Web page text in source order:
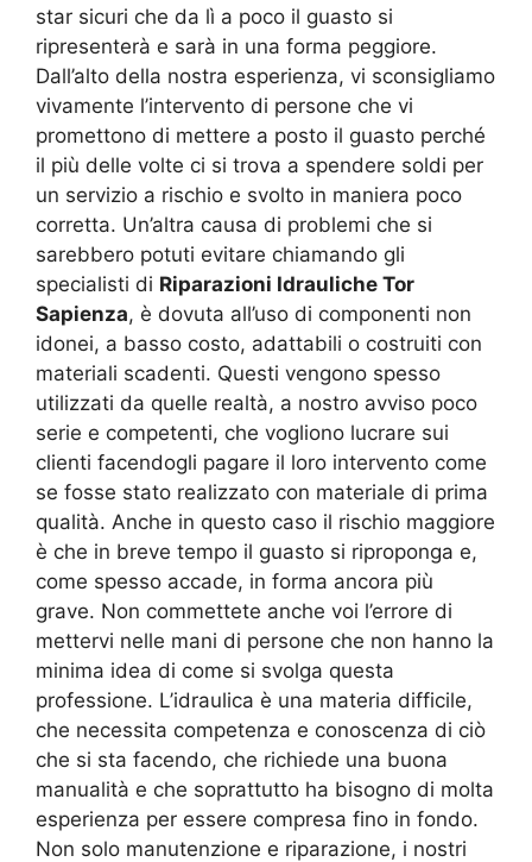
star sicuri che da lì a poco il guasto si
ripresenterà e sarà in una forma peggiore.
Dall’alto della nostra esperienza, vi sconsigliamo
vivamente l’intervento di persone che vi
promettono di mettere a posto il guasto perché
il più delle volte ci si trova a spendere soldi per
un servizio a rischio e svolto in maniera poco
corretta. Un’altra causa di problemi che si
sarebbero potuti evitare chiamando gli
specialisti di Riparazioni Idrauliche Tor
Sapienza, è dovuta all’uso di componenti non
idonei, a basso costo, adattabili o costruiti con
materiali scadenti. Questi vengono spesso
utilizzati da quelle realtà, a nostro avviso poco
serie e competenti, che vogliono lucrare sui
clienti facendogli pagare il loro intervento come
se fosse stato realizzato con materiale di prima
qualità. Anche in questo caso il rischio maggiore
è che in breve tempo il guasto si riproponga e,
come spesso accade, in forma ancora più
grave. Non commettete anche voi l’errore di
mettervi nelle mani di persone che non hanno la
minima idea di come si svolga questa
professione. L’idraulica è una materia difficile,
che necessita competenza e conoscenza di ciò
che si sta facendo, che richiede una buona
manualità e che soprattutto ha bisogno di molta
esperienza per essere compresa fino in fondo.
Non solo manutenzione e riparazione, i nostri